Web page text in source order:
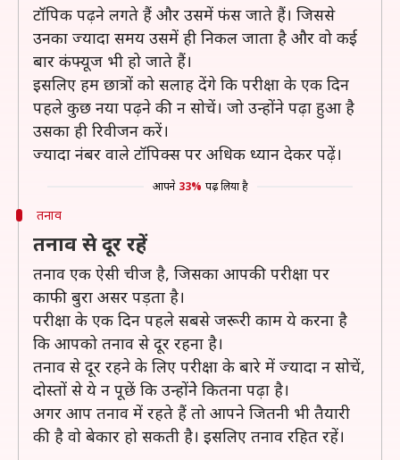
टॉपिक पढ़ने लगते हैं और उसमें फंस जाते हैं। जिससे
उनका ज्यादा समय उसमें ही निकल जाता है और वो कई
बार कंफ्यूज भी हो जाते हैं।
इसलिए हम छात्रों को सलाह देंगे कि परीक्षा के एक दिन
पहले कुछ नया पढ़ने की न सोचें। जो उन्होंने पढ़ा हुआ है
उसका ही रिवीजन करें।
ज्यादा नंबर वाले टॉपिक्स पर अधिक ध्यान देकर पढ़ें।
आपने 33% पढ़ लिया है
तनाव
तनाव से दूर रहें
तनाव एक ऐसी चीज है, जिसका आपकी परीक्षा पर
काफी बुरा असर पड़ता है।
परीक्षा के एक दिन पहले सबसे जरूरी काम ये करना है
कि आपको तनाव से दूर रहना है।
तनाव से दूर रहने के लिए परीक्षा के बारे में ज्यादा न सोचें,
दोस्तों से ये न पूछें कि उन्होंनेे कितना पढ़ा है।
अगर आप तनाव में रहते हैं तो आपने जितनी भी तैयारी
की है वो बेकार हो सकती है। इसलिए तनाव रहित रहें।